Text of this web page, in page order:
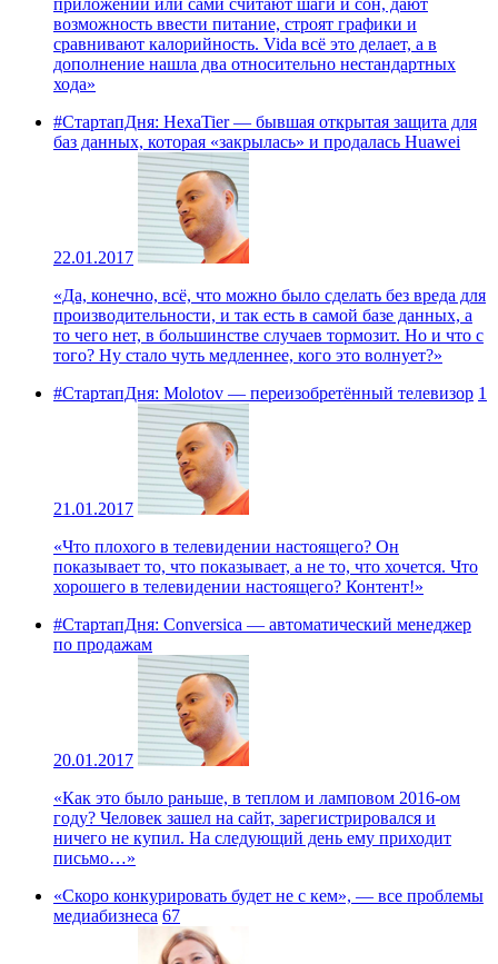
возможность ввести питание, строят графики и
сравнивают калорийность. Vida всё это делает, а в
дополнение нашла два относительно нестандартных
хода»
#СтартапДня: HexaTier — бывшая открытая защита для
баз данных, которая «закрылась» и продалась Huawei
22.01.2017
«Да, конечно, всё, что можно было сделать без вреда для
производительности, и так есть в самой базе данных, а
то чего нет, в большинстве случаев тормозит. Но и что с
того? Ну стало чуть медленнее, кого это волнует?»
#СтартапДня: Molotov — переизобретённый телевизор 1
21.01.2017
«Что плохого в телевидении настоящего? Он
показывает то, что показывает, а не то, что хочется. Что
хорошего в телевидении настоящего? Контент!»
#СтартапДня: Conversica — автоматический менеджер
по продажам
20.01.2017
«Как это было раньше, в теплом и ламповом 2016-ом
году? Человек зашел на сайт, зарегистрировался и
ничего не купил. На следующий день ему приходит
письмо…»
«Скоро конкурировать будет не с кем», — все проблемы
медиабизнеса 67